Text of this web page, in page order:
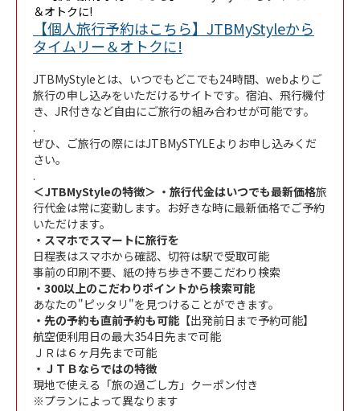
【個人旅行予約はこちら】JTBMyStyleから
タイムリー＆オトクに!
JTBMyStyleとは、いつでもどこでも24時間、webよりご
旅行の申し込みをいただけるサイトです。宿泊、飛行機付
き、JR付きなど自由にご旅行の組み合わせが可能です。
.
ぜひ、ご旅行の際にはJTBMySTYLEよりお申し込みくだ
さい。
.
＜JTBMyStyleの特徴＞ ・旅行代金はいつでも最新価格旅
行代金は常に変動します。お好きな時に最新価格でご予約
いただけます。
・スマホでスマートに旅行を
日程表はスマホから確認、切符は駅で受取可能
事前の印刷不要、紙の持ち歩き不要こだわり検索
・300以上のこだわりポイントから検索可能
あなたの"ピッタリ"を見つけることができます。
・先の予約も直前予約も可能【出発前日まで予約可能】
航空便利用日の最大354日先まで可能
ＪＲは６ヶ月先まで可能
・ＪＴＢならではの特徴
現地で使える「旅の過ごし方」クーポン付き
※プランによって異なります